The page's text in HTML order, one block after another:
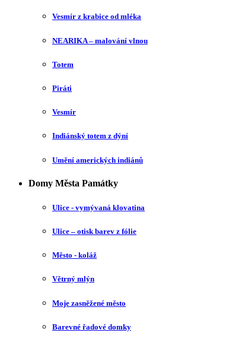
Vesmír z krabice od mléka
NEARIKA – malování vlnou
Totem
Piráti
Vesmír
Indiánský totem z dýní
Umění amerických indiánů
Domy Města Památky
Ulice - vymývaná klovatina
Ulice – otisk barev z fólie
Město - koláž
Větrný mlýn
Moje zasněžené město
Barevné řadové domky